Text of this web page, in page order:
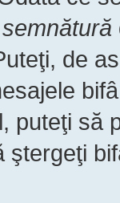
de
puteţi să
ştergeţi